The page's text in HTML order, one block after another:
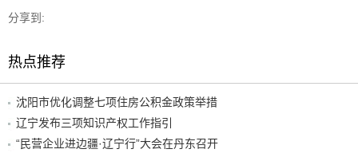
分享到:
热点推荐
沈阳市优化调整七项住房公积金政策举措
辽宁发布三项知识产权工作指引
“民营企业进边疆·辽宁行”大会在丹东召开